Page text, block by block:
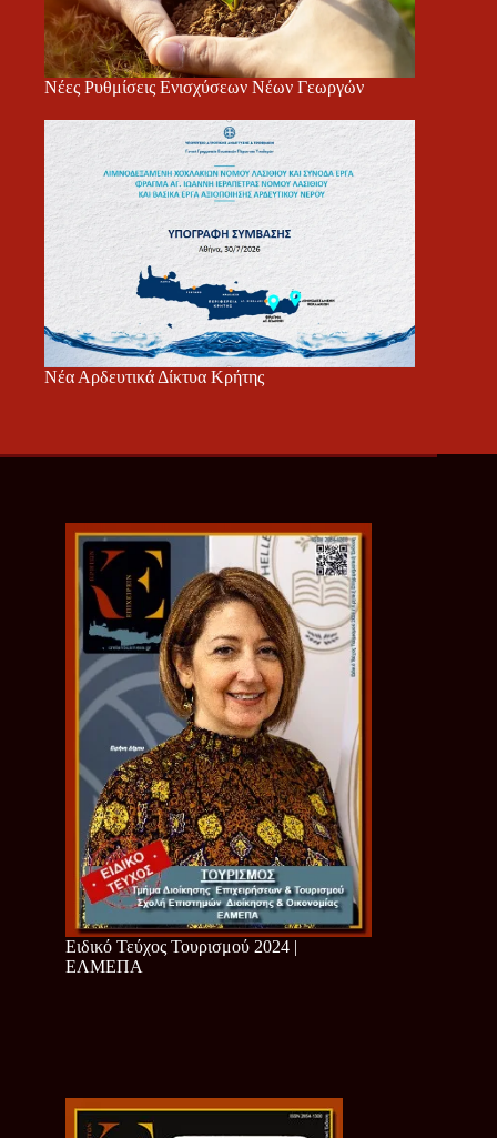
Νέες Ρυθμίσεις Ενισχύσεων Νέων Γεωργών
Νέα Αρδευτικά Δίκτυα Κρήτης
Ειδικό Τεύχος Τουρισμού 2024 |
ΕΛΜΕΠΑ